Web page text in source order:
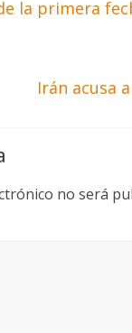
la primera
Irán acusa
no será